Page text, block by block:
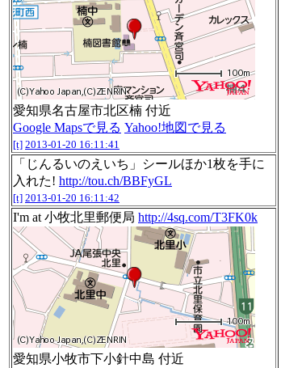
愛知県名古屋市北区楠 付近
Google Mapsで見る Yahoo!地図で見る
[t] 2013-01-20 16:11:41
「じんるいのえいち」シールほか1枚を手に
入れた! http://tou.ch/BBFyGL
[t] 2013-01-20 16:11:42
I'm at 小牧北里郵便局 http://4sq.com/T3FK0k
愛知県小牧市下小針中島 付近